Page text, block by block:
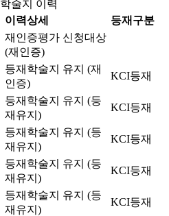
학술지 이력
이력상세 등재구분
재인증평가 신청대상
(재인증)
등재학술지 유지 (재
인증)
KCI등재
등재학술지 유지 (등
재유지)
KCI등재
등재학술지 유지 (등
재유지)
KCI등재
등재학술지 유지 (등
재유지)
KCI등재
등재학술지 유지 (등
재유지)
KCI등재